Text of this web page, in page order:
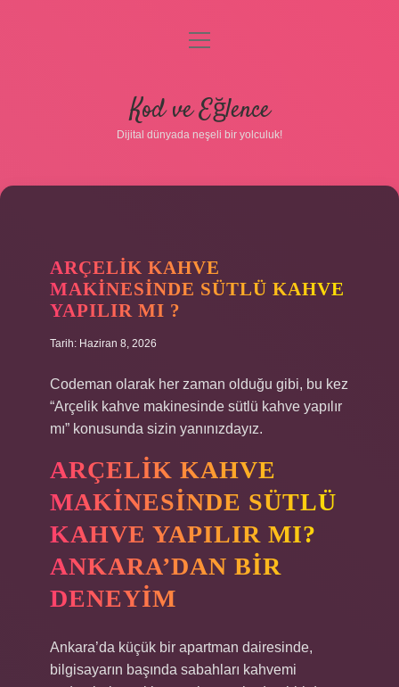
Gizlilik Politikası
Hakkımızda
menüyü
Kod ve Eğlence
Dijital dünyada neşeli bir yolculuk!
ARÇELIK KAHVE
MAKINESINDE SÜTLÜ KAHVE
YAPILIR MI ?
Tarih: Haziran 8, 2026
Codeman olarak her zaman olduğu gibi, bu kez
“Arçelik kahve makinesinde sütlü kahve yapılır
mı” konusunda sizin yanınızdayız.
ARÇELIK KAHVE
MAKINESINDE SÜTLÜ
KAHVE YAPILIR MI?
ANKARA’DAN BIR
DENEYIM
Ankara’da küçük bir apartman dairesinde,
bilgisayarın başında sabahları kahvemi